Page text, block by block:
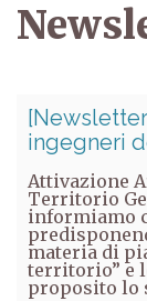
ingegneri
Attivazione
Territorio
informiamo
materia di
territorio” e
proposito lo